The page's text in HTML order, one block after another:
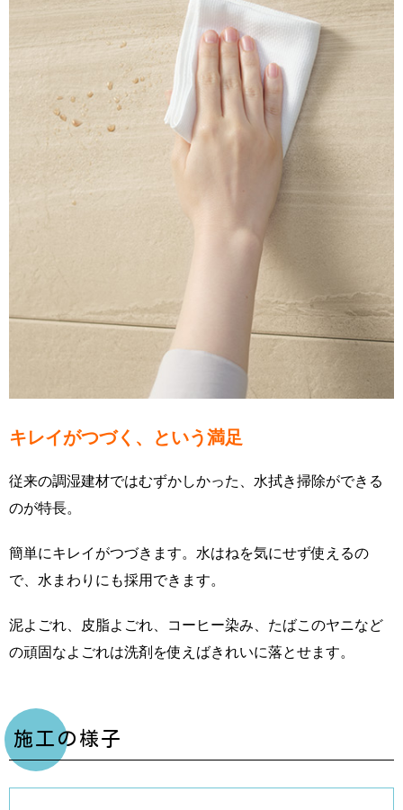
キレイがつづく、という満足
従来の調湿建材ではむずかしかった、水拭き掃除ができる
のが特長。
簡単にキレイがつづきます。水はねを気にせず使えるの
で、水まわりにも採用できます。
泥よごれ、皮脂よごれ、コーヒー染み、たばこのヤニなど
の頑固なよごれは洗剤を使えばきれいに落とせます。
施工の様子